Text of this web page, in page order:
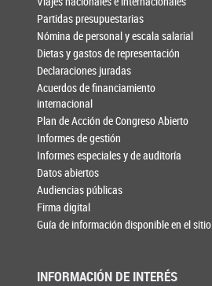
Partidas presupuestarias
Nómina de personal y escala salarial
Dietas y gastos de representación
Declaraciones juradas
Acuerdos de financiamiento
internacional
Plan de Acción de Congreso Abierto
Informes de gestión
Informes especiales y de auditoría
Datos abiertos
Audiencias públicas
Firma digital
Guía de información disponible en el sitio
INFORMACIÓN DE INTERÉS